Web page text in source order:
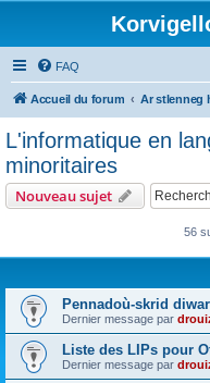
FAQ
Accueil du forum
L'informatique en
minoritaires
Nouveau sujet
56
Pennadoù-skrid
Dernier message par
Liste des LIPs pour
Dernier message par